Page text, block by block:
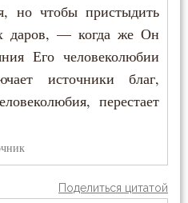
но чтобы пристыдить
даров, — когда же Он
Его человеколюбии
источники благ,
перестает
Поделиться цитатой